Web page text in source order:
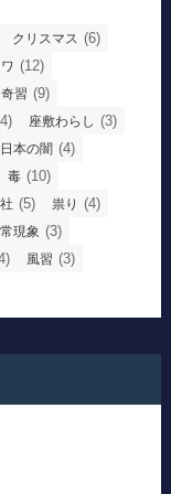
クリスマス (6)
(12)
奇習 (9)
座敷わらし (3)
日本の闇 (4)
毒 (10)
(5) 祟り (4)
現象 (3)
風習 (3)